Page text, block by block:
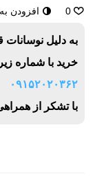
0
افزودن
به دلیل
خرید با شماره
۰۹۱۵۲۰۲۰۳۶۲
با تشکر از